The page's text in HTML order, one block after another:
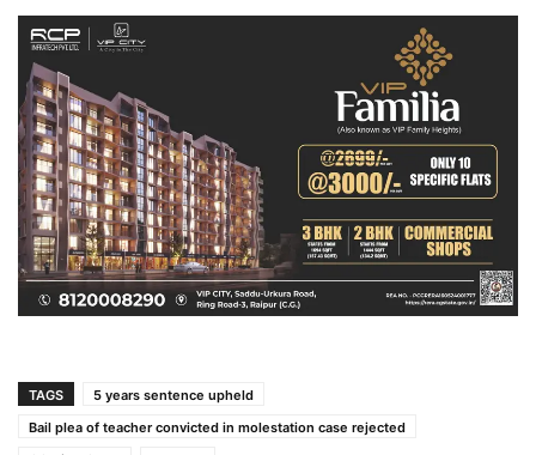
TAGS
5 years sentence upheld
Bail plea of teacher convicted in molestation case rejected